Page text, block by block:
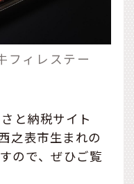
フィレステー
と納税サイト
之表市生まれの
ので、ぜひご覧